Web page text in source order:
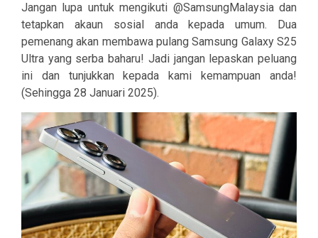
Jangan lupa untuk mengikuti @SamsungMalaysia dan
tetapkan akaun sosial anda kepada umum. Dua
pemenang akan membawa pulang Samsung Galaxy S25
Ultra yang serba baharu! Jadi jangan lepaskan peluang
ini dan tunjukkan kepada kami kemampuan anda!
(Sehingga 28 Januari 2025).